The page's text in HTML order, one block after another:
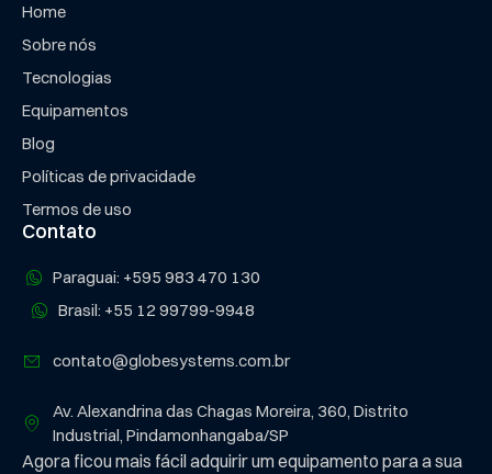
Home
Sobre nós
Tecnologias
Equipamentos
Blog
Políticas de privacidade
Termos de uso
Contato
Paraguai: +595 983 470 130
Brasil: +55 12 99799-9948
contato@globesystems.com.br
Av. Alexandrina das Chagas Moreira, 360, Distrito
Industrial, Pindamonhangaba/SP
Agora ficou mais fácil adquirir um equipamento para a sua